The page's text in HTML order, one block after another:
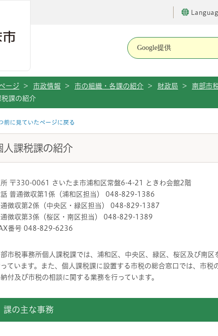
ージ > 市政情報 > 市の組織・各課の紹介 > 財政局 > 南部市
税課の紹介
前に見ていたページに戻る
人課税課の紹介
〒330-0061 さいたま市浦和区常盤6-4-21 ときわ会館2階
話 普通徴収第1係（浦和区担当） 048-829-1386
通徴収第2係（中央区・緑区担当） 048-829-1387
通徴収第3係（桜区・南区担当） 048-829-1389
番号 048-829-6236
市税事務所個人課税課では、浦和区、中央区、緑区、桜区及び南
ています。また、個人課税課に設置する市税の総合窓口では、市
付及び市税の相談に関する業務を行っています。
課の主な事務